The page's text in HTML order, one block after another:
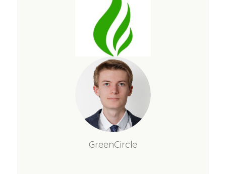
GreenCircle